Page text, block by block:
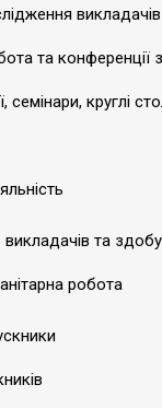
викладачів
та конференції
семінари, круглі
викладачів та
робота